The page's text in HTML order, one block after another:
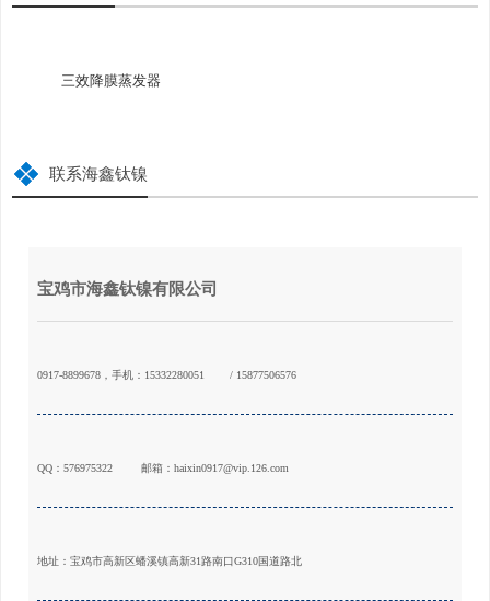
三效降膜蒸发器
联系海鑫钛镍
宝鸡市海鑫钛镍有限公司
0917-8899678，手机：15332280051 / 15877506576
QQ：576975322 邮箱：haixin0917@vip.126.com
地址：宝鸡市高新区蟠溪镇高新31路南口G310国道路北